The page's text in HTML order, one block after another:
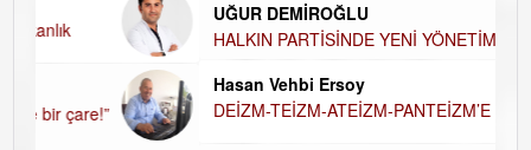
UĞUR DEMİROĞLU
HALKIN PARTİSİNDE YENİ YÖNETİM
BELİRLENDİ…
Hasan Vehbi Ersoy
DEİZM-TEİZM-ATEİZM-PANTEİZM’E BAKIŞ